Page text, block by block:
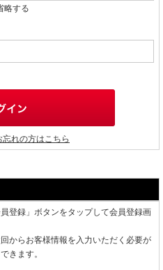
略する
れの方はこちら
登録」ボタンをタップして会員登録画
からお客様情報を入力いただく必要が
きます。